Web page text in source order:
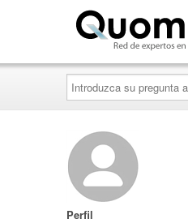
Introduzca
su
pregunta
aquí...
Perfil